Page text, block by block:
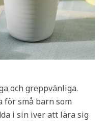
och greppvänliga.
för små barn som
i sin iver att lära sig